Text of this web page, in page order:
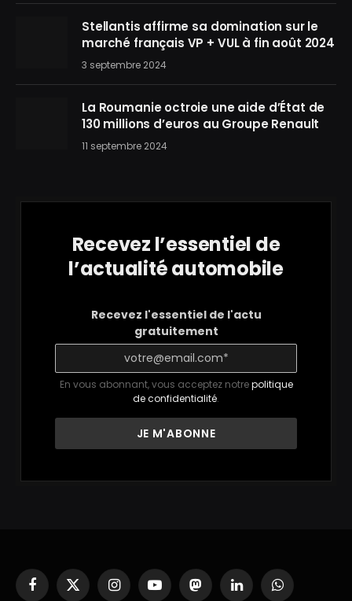
Stellantis affirme sa domination sur le
marché français VP + VUL à fin août 2024
3 septembre 2024
La Roumanie octroie une aide d’État de
130 millions d’euros au Groupe Renault
11 septembre 2024
Recevez l’essentiel de
l’actualité automobile
Recevez l'essentiel de l'actu
gratuitement
En vous abonnant, vous acceptez notrepolitique
de confidentialité.
Facebook
X
InstagramYouTubeMastodonLinkedInWhatsApp